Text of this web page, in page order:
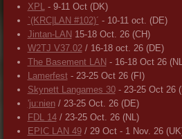
XPL- 9-11 Oct (DK)
`(KRC|LAN #102)´ - 10-11 oct. (DE)
Jintan-LAN 15-18 Oct. 26 (CH)
W2TJ V37.02/ 16-18 oct. 26 (DE)
The Basement LAN - 16-18 Oct 26
Lamerfest- 23-25 Oct 26 (FI)
Skynett Langames 30- 23-25 Oct 26
'ju:nien/ 23-25 Oct. 26 (DE)
FDL 14/ 23-25 Oct. 26 (NL)
EPIC LAN 49/ 29 Oct - 1 Nov. 26